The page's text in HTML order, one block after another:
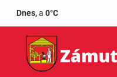
Dnes,a 0°C